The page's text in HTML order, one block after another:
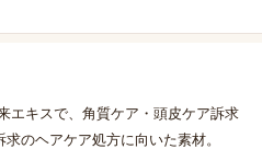
エキスで、角質ケア・頭皮ケア訴求
のヘアケア処方に向いた素材。